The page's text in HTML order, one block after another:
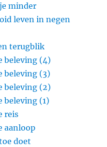
minder
leven in negen
terugblik
beleving (4)
beleving (3)
beleving (2)
beleving (1)
reis
aanloop
doet